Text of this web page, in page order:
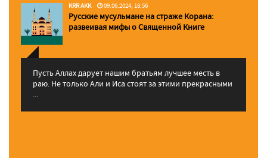
KRR AKK 09.06.2024, 18:56
Русские мусульмане на страже Корана:
pазвеивая мифы о Священной Книге
Пусть Аллах дарует нашим братьям лучшее месть в
раю. Не только Али и Иса стоят за этими прекрасными
...